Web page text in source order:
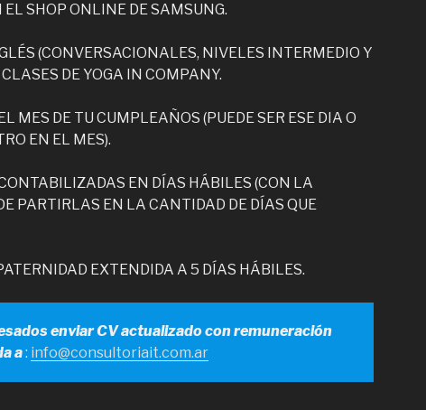
EL SHOP ONLINE DE SAMSUNG.
(CONVERSACIONALES, NIVELES INTERMEDIO Y
DE YOGA IN COMPANY.
MES DE TU CUMPLEAÑOS (PUEDE SER ESE DIA O
EN EL MES).
EN DÍAS HÁBILES (CON LA
PARTIRLAS EN LA CANTIDAD DE DÍAS QUE
EXTENDIDA A 5 DÍAS HÁBILES.
enviar CV actualizado con remuneración
a: info@consultoriait.com.ar